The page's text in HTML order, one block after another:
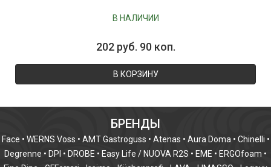
В НАЛИЧИИ
202 руб. 90 коп.
В КОРЗИНУ
БРЕНДЫ
Face • WERNS Voss • AMT Gastroguss • Atenas • Aura Doma • Chinelli •
Degrenne • DPI • DROBE • Easy Life / NUOVA R2S • EME • ERGOfoam •